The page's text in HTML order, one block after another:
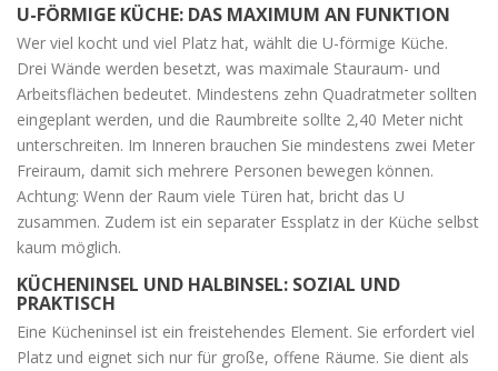
U-FÖRMIGE KÜCHE: DAS MAXIMUM AN FUNKTION
Wer viel kocht und viel Platz hat, wählt die U-förmige Küche.
Drei Wände werden besetzt, was maximale Stauraum- und
Arbeitsflächen bedeutet. Mindestens zehn Quadratmeter sollten
eingeplant werden, und die Raumbreite sollte 2,40 Meter nicht
unterschreiten. Im Inneren brauchen Sie mindestens zwei Meter
Freiraum, damit sich mehrere Personen bewegen können.
Achtung: Wenn der Raum viele Türen hat, bricht das U
zusammen. Zudem ist ein separater Essplatz in der Küche selbst
kaum möglich.
KÜCHENINSEL UND HALBINSEL: SOZIAL UND
PRAKTISCH
Eine Kücheninsel ist ein freistehendes Element. Sie erfordert viel
Platz und eignet sich nur für große, offene Räume. Sie dient als